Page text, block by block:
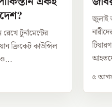
টুর্নামেন্টের
ক্রিকেট কাউন্সিল
জুলাই
৫